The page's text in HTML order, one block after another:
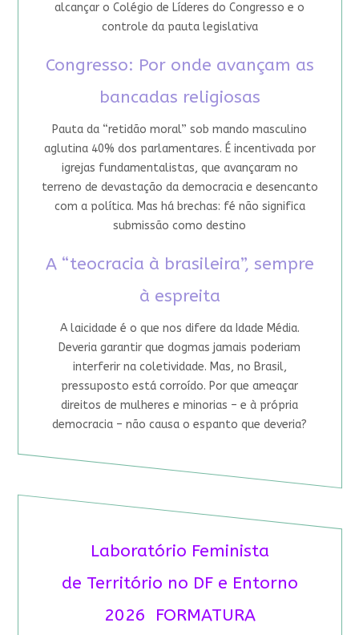
alcançar o Colégio de Líderes do Congresso e o
controle da pauta legislativa
Congresso: Por onde avançam as
bancadas religiosas
Pauta da “retidão moral” sob mando masculino
aglutina 40% dos parlamentares. É incentivada por
igrejas fundamentalistas, que avançaram no
terreno de devastação da democracia e desencanto
com a política. Mas há brechas: fé não significa
submissão como destino
A “teocracia à brasileira”, sempre
à espreita
A laicidade é o que nos difere da Idade Média.
Deveria garantir que dogmas jamais poderiam
interferir na coletividade. Mas, no Brasil,
pressuposto está corroído. Por que ameaçar
direitos de mulheres e minorias – e à própria
democracia – não causa o espanto que deveria?
Laboratório Feminista
de Território no DF e Entorno
2026 FORMATURA